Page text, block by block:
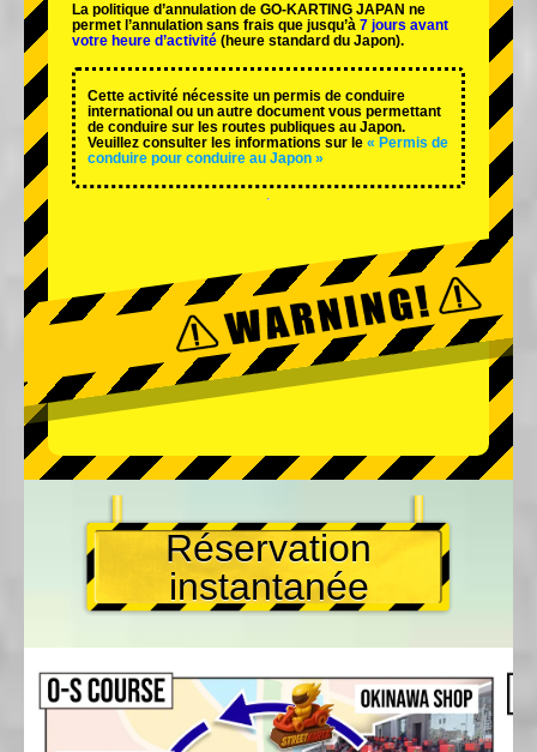
La politique d’annulation de GO-KARTING JAPAN ne
permet l’annulation sans frais que jusqu’à 7 jours avant
votre heure d’activité (heure standard du Japon).
Cette activité nécessite un permis de conduire
international ou un autre document vous permettant
de conduire sur les routes publiques au Japon.
Veuillez consulter les informations sur le « Permis de
conduire pour conduire au Japon »
Réservation
instantanée